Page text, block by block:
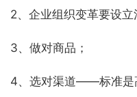
2、企业组织变革要设立
3、做对商品；
4、选对渠道——标准是